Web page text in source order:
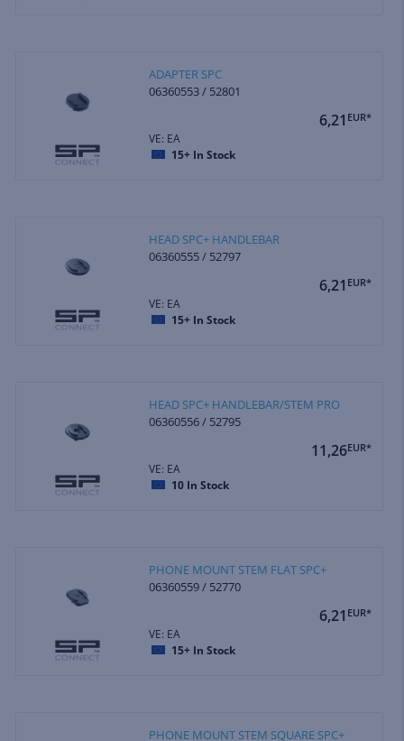
ADAPTER SPC
06360553 / 52801
6,21 EUR*
VE: EA
15+ In Stock
HEAD SPC+ HANDLEBAR
06360555 / 52797
6,21 EUR*
VE: EA
15+ In Stock
HEAD SPC+ HANDLEBAR/STEM PRO
06360556 / 52795
11,26EUR*
VE: EA
10 In Stock
PHONE MOUNT STEM FLAT SPC+
06360559 / 52770
6,21 EUR*
VE: EA
15+ In Stock
PHONE MOUNT STEM SQUARE SPC+